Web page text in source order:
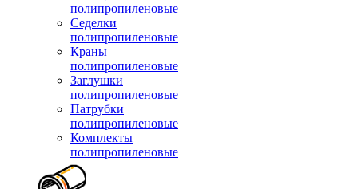
полипропиленовые
Седелки
полипропиленовые
Краны
полипропиленовые
Заглушки
полипропиленовые
Патрубки
полипропиленовые
Комплекты
полипропиленовые